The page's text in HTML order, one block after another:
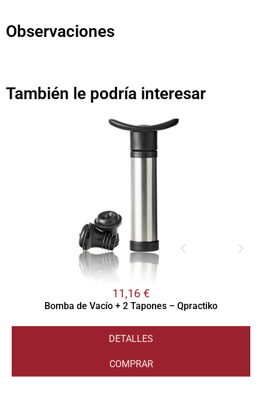
Observaciones
También le podría interesar
11,16 €
Bomba de Vacío + 2 Tapones – Qpractiko
DETALLES
COMPRAR